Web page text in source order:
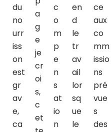
du
no
urr
iss
on
est
gr
av
e,
ca
a
g
e
je
cr
oi
s,
c
et
c
o
m
p
e
n
s
at
io
n
en
d
le
tr
av
ail
lor
sq
ue
le
ce
aux
co
mm
issio
ns
pré
vue
s
des